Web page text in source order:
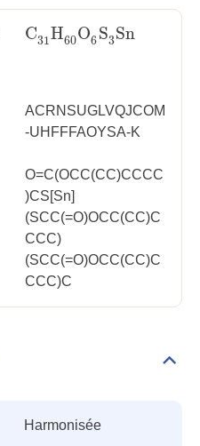
C31H60O6S3Sn
C31H60O6 S3Sn
ACRNSUGLVQJCOM
-UHFFFAOYSA-K
O=C(OCC(CC)CCCC
)CS[Sn]
(SCC(=O)OCC(CC)C
CCC)
(SCC(=O)OCC(CC)C
CCC)C
Harmonisée